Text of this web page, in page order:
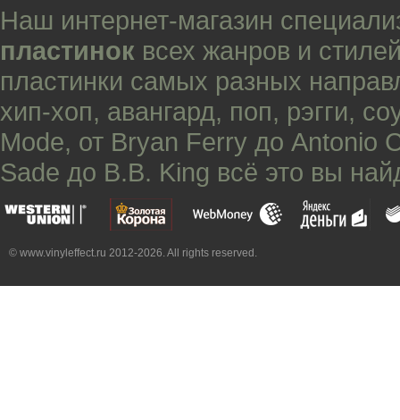
Наш интернет-магазин
пластинок всех жанров и
пластинки самых разных
хип-хоп, авангард, поп, рэгги,
Mode, от Bryan Ferry до Antonio
Sade до B.B. King всё это вы
© www.vinyleffect.ru 2012-2026. All rights reserved.